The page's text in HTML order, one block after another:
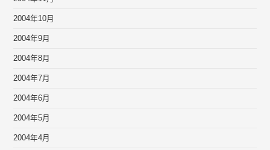
2004年10月
2004年9月
2004年8月
2004年7月
2004年6月
2004年5月
2004年4月